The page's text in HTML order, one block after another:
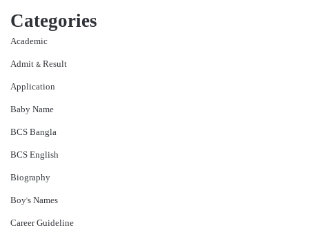
Categories
Academic
Admit & Result
Application
Baby Name
BCS Bangla
BCS English
Biography
Boy's Names
Career Guideline